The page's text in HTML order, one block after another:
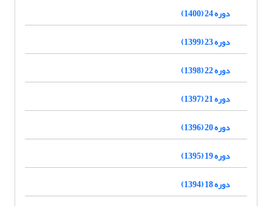
دوره 24 (1400)
دوره 23 (1399)
دوره 22 (1398)
دوره 21 (1397)
دوره 20 (1396)
دوره 19 (1395)
دوره 18 (1394)